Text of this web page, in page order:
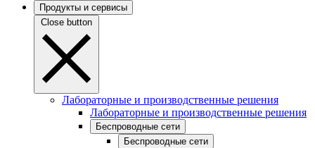
Продукты и сервисы
Close button
Лабораторные и производственные решения
Лабораторные и производственные решения
Беспроводные сети
Беспроводные сети